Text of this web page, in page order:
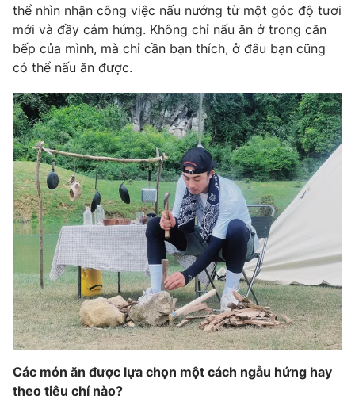
THỜI BÁO VTV
Theo dõi báo trên
Cơ quan chủ quản:Đài Truyền hình Việt Nam
Cơ quan báo chí:Thời báo VTV
Giấy phép hoạt động báo in và báo điện tử số 483/GP-BTTTT
cấp ngày 29/12/2023
Tổng Biên tập:Vũ Thanh Thủy
Phó Tổng Biên tập:Nguyễn Thị Mỹ Hạnh, Phạm Quốc Thắng,
Nguyễn Trọng Ninh
Tổng đài VTV:024.38 355 931 - 024.38 355 932
Ðiện thoại Thời báo VTV:024.66 897 897
Email:toasoan@vtv.vn
thể nhìn nhận công việc nấu nướng từ một góc độ tươi
mới và đầy cảm hứng. Không chỉ nấu ăn ở trong căn
bếp của mình, mà chỉ cần bạn thích, ở đâu bạn cũng
có thể nấu ăn được.
Các món ăn được lựa chọn một cách ngẫu hứng hay
theo tiêu chí nào?